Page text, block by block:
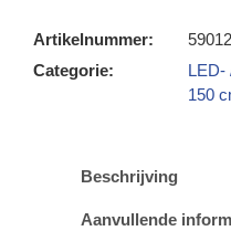
Artikelnummer:
Categorie:
LED-
150
Beschrijving
Aanvullende